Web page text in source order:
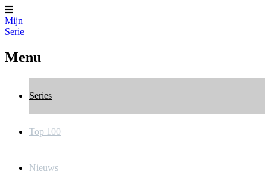
Mijn
Serie
Menu
Series
Top 100
Nieuws